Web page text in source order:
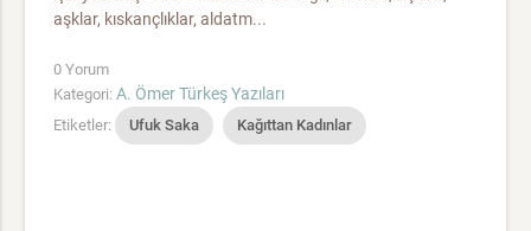
aşklar, kıskançlıklar, aldatm...
0 Yorum
Kategori: A. Ömer Türkeş Yazıları
Etiketler: Ufuk Saka Kağıttan Kadınlar